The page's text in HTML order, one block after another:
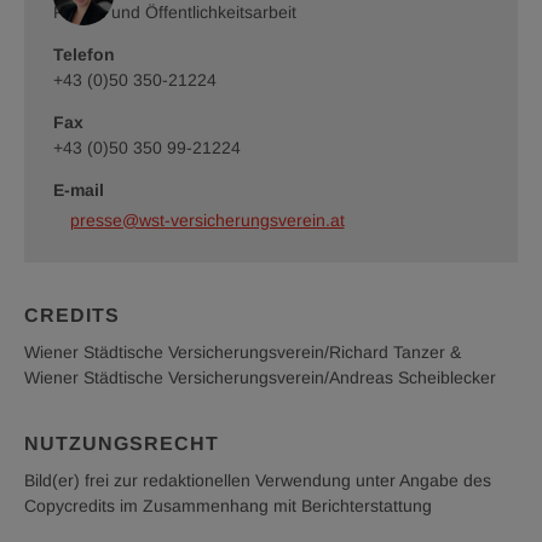
Städtische
Andreas
Städtische
Presse und Öffentlichkeitsarbeit
Telefon
+43 (0)50 350-21224
Fax
+43 (0)50 350 99-21224
E-mail
presse@wst-versicherungsverein.at
CREDITS
Wiener Städtische Versicherungsverein/Richard Tanzer &
Wiener Städtische Versicherungsverein/Andreas Scheiblecker
NUTZUNGSRECHT
Bild(er) frei zur redaktionellen Verwendung unter Angabe des
Copycredits im Zusammenhang mit Berichterstattung